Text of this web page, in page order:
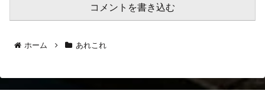
コメントを書き込む
ホーム あれこれ